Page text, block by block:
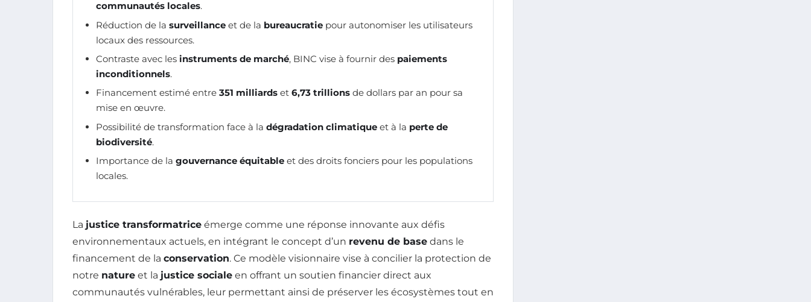
communautés locales.
Réduction de la surveillance et de la bureaucratie pour autonomiser les utilisateurs
locaux des ressources.
Contraste avec les instruments de marché, BINC vise à fournir des paiements
inconditionnels.
Financement estimé entre 351 milliards et 6,73 trillions de dollars par an pour sa
mise en œuvre.
Possibilité de transformation face à la dégradation climatique et à la perte de
biodiversité.
Importance de la gouvernance équitable et des droits fonciers pour les populations
locales.
La justice transformatrice émerge comme une réponse innovante aux défis
environnementaux actuels, en intégrant le concept d’un revenu de base dans le
financement de la conservation. Ce modèle visionnaire vise à concilier la protection de
notre nature et la justice sociale en offrant un soutien financier direct aux
communautés vulnérables, leur permettant ainsi de préserver les écosystèmes tout en